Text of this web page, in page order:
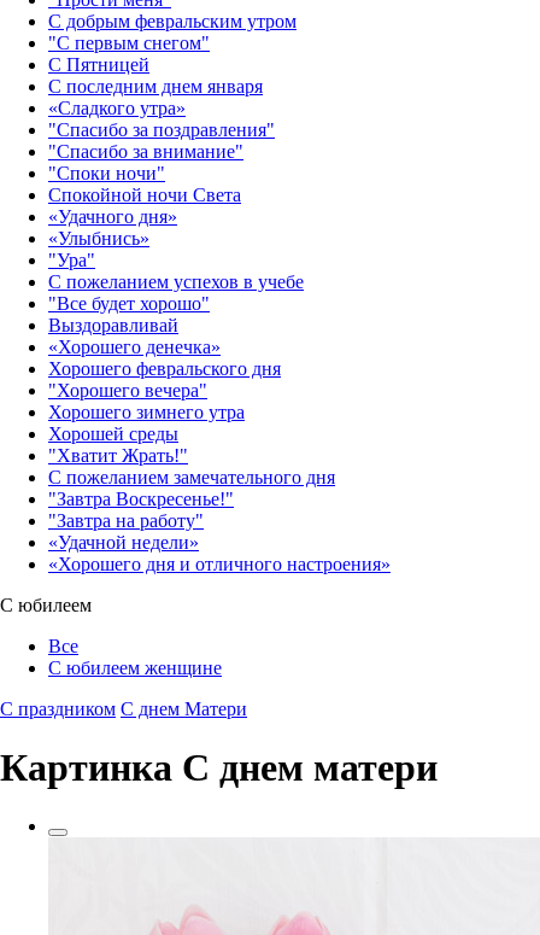
С добрым февральским утром
"С первым снегом"
С Пятницей
С последним днем января
«Сладкого утра»‎
"Спасибо за поздравления"
"Спасибо за внимание"
"Споки ночи"
Спокойной ночи Света
«Удачного дня»‎
«Улыбнись»‎
"Ура"
С пожеланием успехов в учебе
"Все будет хорошо"
Выздоравливай
«‎Хорошего денечка»‎
Хорошего февральского дня
"Хорошего вечера"
Хорошего зимнего утра
Хорошей среды
"Хватит Жрать!"
С пожеланием замечательного дня
"Завтра Воскресенье!"
"Завтра на работу"
«Удачной недели»‎
«Хорошего дня и отличного настроения»‎
С юбилеем
Все
С юбилеем женщине
С праздником С днем Матери
Картинка C днем матери